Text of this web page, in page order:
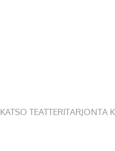
KATSO TEATTERITARJONTA